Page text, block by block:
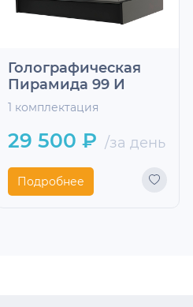
Голографическая
Пирамида 99 И
1 комплектация
29 500 ₽ /за день
Подробнее